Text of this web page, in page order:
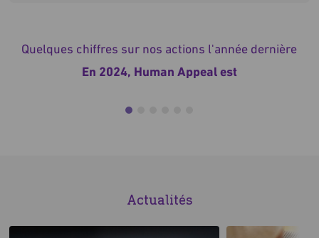
Quelques chiffres sur nos actions l'année dernière
En 2024, Human Appeal est
millions de personnes à
Actualités